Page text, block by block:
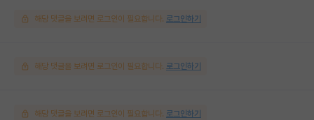
해당 댓글을 보려면 로그인이 필요합니다. 로그인하기
해당 댓글을 보려면 로그인이 필요합니다. 로그인하기
해당 댓글을 보려면 로그인이 필요합니다. 로그인하기